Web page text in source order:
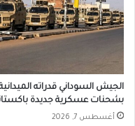
الجيش السوداني قدراته
بشحنات عسكرية جديدة
أغسطس 7, 2026